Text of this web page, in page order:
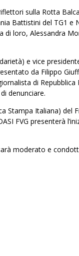
sulla Rotta
Battistini del TG1 e
di loro, Alessandra
e vice presidente
da Filippo
di Repubblica
denunciare.
Stampa Italiana) del
FVG presenterà
moderato e